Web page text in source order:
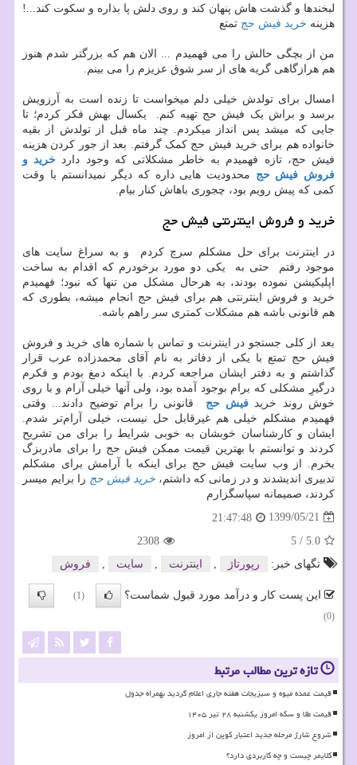
لبخندها و گذشت هاش پنهان کند و روی دلش پا بذاره و سکوت کند...!
هزینه خرید فیش حج تمتع
من از بچگی حالش را می فهمیدم ... الان هم که بزرگتر شدم هنوز
هم هرازگاهی گریه های از سر شوق عزیزم را می بینم.
امسال برای تولدش خیلی دلم میخواست تا زنده است به آرزویش
برسد و براش یک فیش حج تهیه کنم. یکسال بهش فکر کردم؛ تا
جایی که میشد پس انداز میکردم. چند ماه قبل از تولدش از بقیه
خانواده هم برای خرید فیش حج کمک گرفتم. بعد از جور کردن هزینه
فیش حج، تازه فهمیدم به خاطر مشکلاتی که وجود دارد خرید و
فروش فیش حج محدودیت هایی داره که دیگر نمیدانستم با وقت
کمی که پیش رویم بود، چجوری باهاش کنار بیام.
خرید و فروش اینترنتی فیش حج
در اینترنت برای حل مشکلم سرچ کردم و به سراغ سایت های
موجود رفتم حتی به یکی دو مورد برخودرم که اقدام به ساخت
اپلیکیشن نموده بودند، به هرحال مشکل من تنها که نبود؛ فهمیدم
خرید و فروش اینترنتی هم برای فیش حج انجام میشه، بطوری که
هم قانونی باشه هم مشکلات کمتری سر راهم باشه.
بعد از کلی جستجو در اینترنت و تماس با شماره های خرید و فروش
فیش حج تمتع با یکی از دفاتر به نام آقای محمدزاده عرب قرار
گذاشتم و به دفتر ایشان مراجعه کردم. با اینکه دمغ بودم و فکرم
درگیرِ مشکلی که برام بوجود آمده بود، ولی آنها خیلی آرام و با روی
خوش روند خرید فیش حج قانونی را برام توضیح دادند... وقتی
فهمیدم مشکلم خیلی هم غیرقابل حل نیست، خیلی آرام‌تر شدم.
ایشان و کارشناسان خوبشان به خوبی شرایط را برای من تشریح
کردند و توانستم با بهترین قیمت ممکن فیش حج را برای مادربزگ
بخرم. از وب سایت فیش حج برای اینکه با آرامش برای مشکلم
تدبیری اندیشدند و در زمانی که داشتم، خرید فیش حج را برایم میسر
کردند، صمیمانه سپاسگزارم
1399/05/21
21:47:48
5.0
/
5
2308
تگهای خبر:
رپورتاژ اینترنت سایت فروش
این پست کار و درآمد مورد قبول شماست؟
(1)
(0)
تازه ترین مطالب مرتبط
قیمت عمده میوه و سبزیجات هفته جاری اعلام گردید بهمراه جدول
قیمت طلا و سکه امروز یکشنبه ۲۸ تیر ۱۴۰۵
شروع شارژ مرحله جدید اعتبار کوپن از امروز
کلایمر چیست و چه کاربردی دارد؟